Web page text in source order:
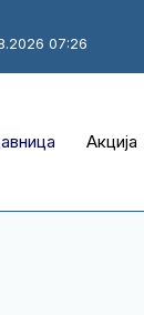
07:26
Акција